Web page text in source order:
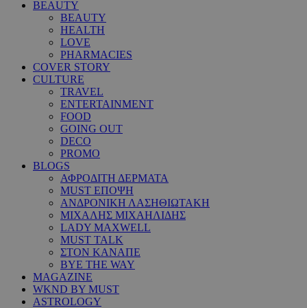
BEAUTY
BEAUTY
HEALTH
LOVE
PHARMACIES
COVER STORY
CULTURE
TRAVEL
ENTERTAINMENT
FOOD
GOING OUT
DECO
PROMO
BLOGS
ΑΦΡΟΔΙΤΗ ΔΕΡΜΑΤΑ
MUST ΕΠΟΨΗ
ΑΝΔΡΟΝΙΚΗ ΛΑΣΗΘΙΩΤΑΚΗ
ΜΙΧΑΛΗΣ ΜΙΧΑΗΛΙΔΗΣ
LADY MAXWELL
MUST TALK
ΣΤΟΝ ΚΑΝΑΠΕ
BYE THE WAY
MAGAZINE
WKND BY MUST
ASTROLOGY